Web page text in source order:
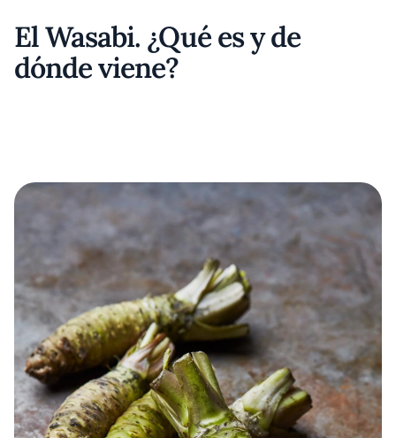
El Wasabi. ¿Qué es y de
dónde viene?